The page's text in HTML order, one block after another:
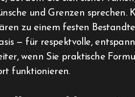
und Grenzen sprechen.
zu einem festen
— für respektvolle,
wenn Sie praktische
funktionieren.